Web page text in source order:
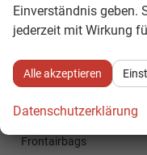
Rückfahrkamera
Travel Assist inkl. Lane
Adaptiver Tempomat
Frontairbags
Einverständnis geben.
jederzeit mit Wirkung
Alle akzeptieren
Datenschutzerklärung